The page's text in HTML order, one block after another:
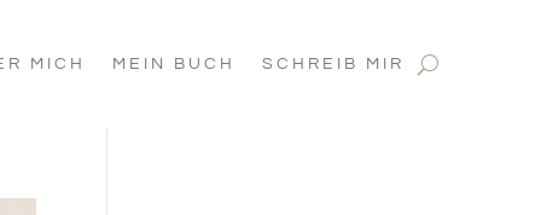
MICH MEIN BUCH SCHREIB MIR